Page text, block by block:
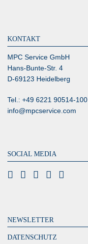
KONTAKT
MPC Service GmbH
Hans-Bunte-Str. 4
D-69123 Heidelberg
Tel.: +49 6221 90514-100
info@mpcservice.com
SOCIAL MEDIA
NEWSLETTER
DATENSCHUTZ